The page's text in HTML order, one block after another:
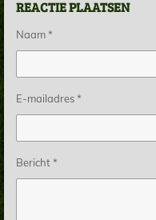
e
n
l
r
e
e
n
REACTIE PLAATSEN
Naam *
E-mailadres *
Bericht *